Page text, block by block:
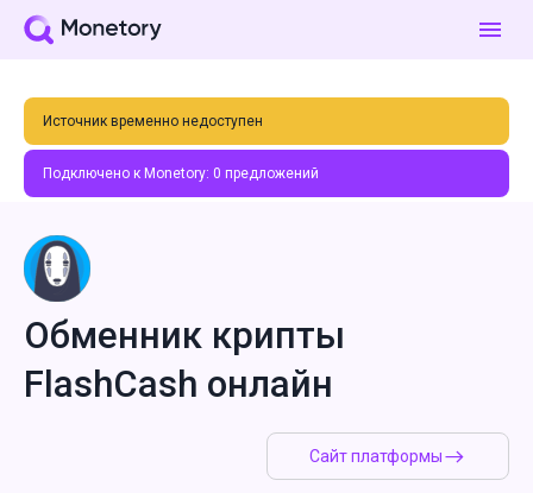
Источник временно недоступен
Подключено к Monetory: 0 предложений
Сайт платформы
Обменник крипты
FlashCash онлайн